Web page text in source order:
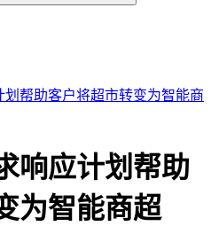
帮助客户将超市转变为智能商
响应计划帮助
为智能商超